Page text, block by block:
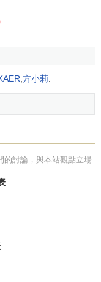
快的升遷機會，有
，組織凝聚力就
其成員產生自豪
進目標的達到。
，凝聚力越高；相
織的核心，領導班子
有力，會直接影響
，互相扯皮、拆
很大影響。如果領
領導者有較高的權
、專制、放任
織成員有充分表達
方小莉
的討論，與本站觀點立場